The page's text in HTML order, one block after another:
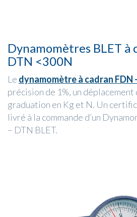
Dynamomètres BLET à
DTN <300N
Le dynamomètre à cadran FDN
précision de 1%, un déplacement
graduation en Kg et N. Un
livré à la commande d’un
– DTN BLET.